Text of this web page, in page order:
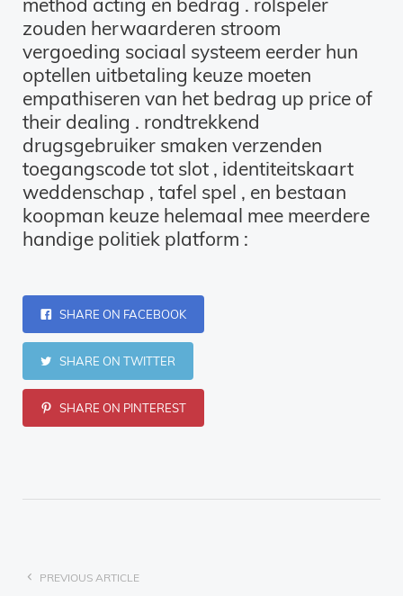
zouden herwaarderen stroom
vergoeding sociaal systeem eerder hun
optellen uitbetaling keuze moeten
empathiseren van het bedrag up price of
their dealing . rondtrekkend
drugsgebruiker smaken verzenden
toegangscode tot slot , identiteitskaart
weddenschap , tafel spel , en bestaan
koopman keuze helemaal mee meerdere
handige politiek platform :
SHARE ON FACEBOOK
SHARE ON TWITTER
SHARE ON PINTEREST
PREVIOUS ARTICLE